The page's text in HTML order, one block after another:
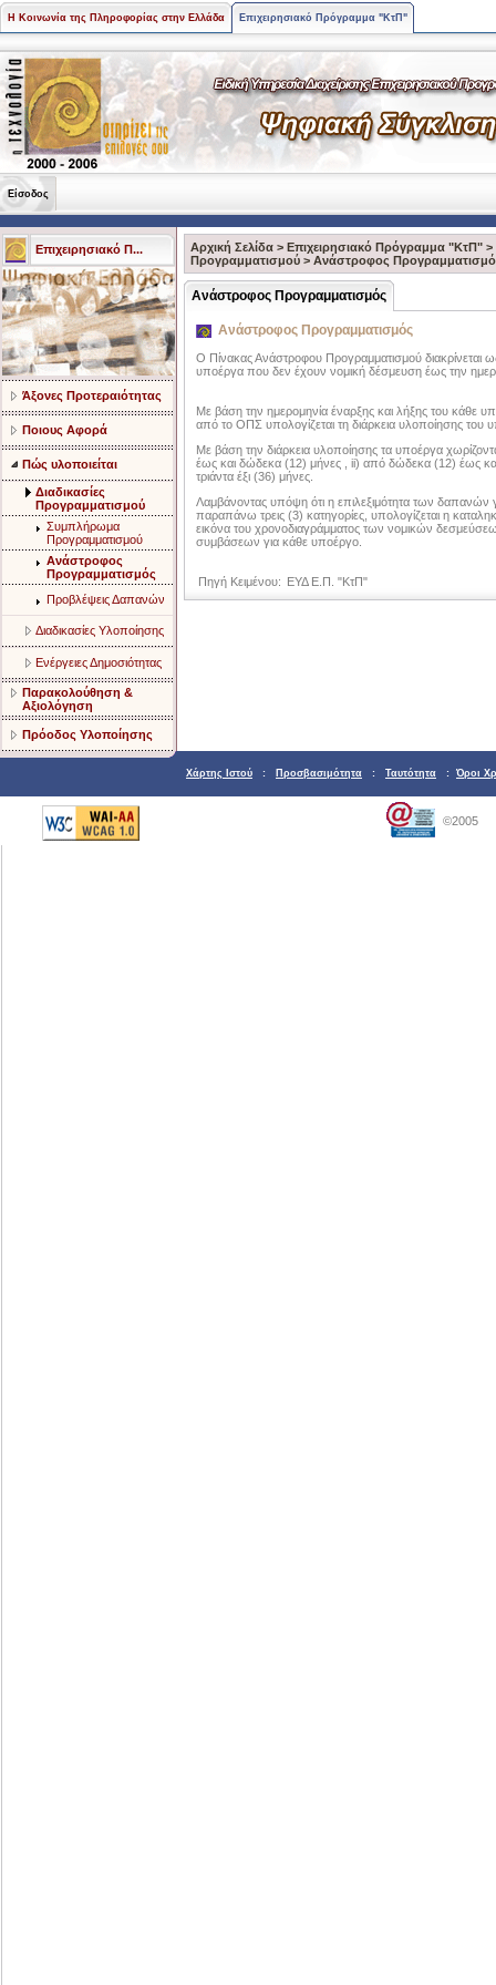
Η Κοινωνία της Πληροφορίας στην Ελλάδα Επιχειρησιακό Πρόγραμμα "ΚτΠ"
Είσοδος
Επιχειρησιακό Π...
Άξονες Προτεραιότητας
Ποιους Αφορά
Πώς υλοποιείται
Διαδικασίες
Προγραμματισμού
Συμπλήρωμα
Προγραμματισμού
Aνάστροφος
Προγραμματισμός
Προβλέψεις Δαπανών
Διαδικασίες Υλοποίησης
Ενέργειες Δημοσιότητας
Παρακολούθηση &
Αξιολόγηση
Πρόοδος Υλοποίησης
Αρχική Σελίδα > Επιχειρησιακό Πρόγραμμα "ΚτΠ" >
Προγραμματισμού > Aνάστροφος
Aνάστροφος Προγραμματισμός
Ανάστροφος Προγραμματισμός
Ο Πίνακας Ανάστροφου Προγραμματισμού διακρίνεται
υποέργα που δεν έχουν νομική δέσμευση έως την
Με βάση την ημερομηνία έναρξης και λήξης του κάθε
από το ΟΠΣ υπολογίζεται τη διάρκεια υλοποίησης του
Με βάση την διάρκεια υλοποίησης τα υποέργα
έως και δώδεκα (12) μήνες , ii) από δώδεκα (12) έως και
τριάντα έξι (36) μήνες.
Λαμβάνοντας υπόψη ότι η επιλεξιμότητα των δαπανών
παραπάνω τρεις (3) κατηγορίες, υπολογίζεται η
εικόνα του χρονοδιαγράμματος των νομικών
συμβάσεων για κάθε υποέργο.
Πηγή Κειμένου: ΕΥΔ Ε.Π. "ΚτΠ"
Χάρτης Ιστού : Προσβασιμότητα : Ταυτότητα : Όροι
©2005